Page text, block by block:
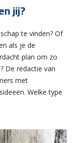
jij?
te vinden? Of
als je de
plan om zo
De redactie van
met
Welke type